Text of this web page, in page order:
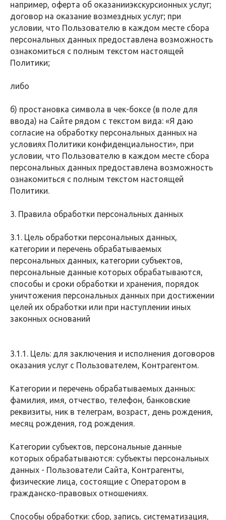
например, оферта об оказанииэкскурсионных услуг;
договор на оказание возмездных услуг; при
условии, что Пользователю в каждом месте сбора
персональных данных предоставлена возможность
ознакомиться с полным текстом настоящей
Политики;
либо
б) простановка символа в чек-боксе (в поле для
ввода) на Сайте рядом с текстом вида: «Я даю
согласие на обработку персональных данных на
условиях Политики конфиденциальности», при
условии, что Пользователю в каждом месте сбора
персональных данных предоставлена возможность
ознакомиться с полным текстом настоящей
Политики.
3. Правила обработки персональных данных
3.1. Цель обработки персональных данных,
категории и перечень обрабатываемых
персональных данных, категории субъектов,
персональные данные которых обрабатываются,
способы и сроки обработки и хранения, порядок
уничтожения персональных данных при достижении
целей их обработки или при наступлении иных
законных оснований
3.1.1. Цель: для заключения и исполнения договоров
оказания услуг с Пользователем, Контрагентом.
Категории и перечень обрабатываемых данных:
фамилия, имя, отчество, телефон, банковские
реквизиты, ник в телеграм, возраст, день рождения,
месяц рождения, год рождения.
Категории субъектов, персональные данные
которых обрабатываются: субъекты персональных
данных - Пользователи Сайта, Контрагенты,
физические лица, состоящие с Оператором в
гражданско-правовых отношениях.
Способы обработки: сбор, запись, систематизация,